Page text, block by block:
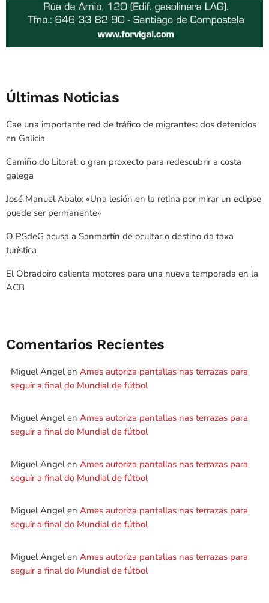
Últimas Noticias
Cae una importante red de tráfico de migrantes: dos detenidos
en Galicia
Camiño do Litoral: o gran proxecto para redescubrir a costa
galega
José Manuel Abalo: «Una lesión en la retina por mirar un eclipse
puede ser permanente»
O PSdeG acusa a Sanmartín de ocultar o destino da taxa
turística
El Obradoiro calienta motores para una nueva temporada en la
ACB
Comentarios Recientes
Miguel Angelen Ames autoriza pantallas nas terrazas para
seguir a final do Mundial de fútbol
Miguel Angelen Ames autoriza pantallas nas terrazas para
seguir a final do Mundial de fútbol
Miguel Angelen Ames autoriza pantallas nas terrazas para
seguir a final do Mundial de fútbol
Miguel Angelen Ames autoriza pantallas nas terrazas para
seguir a final do Mundial de fútbol
Miguel Angelen Ames autoriza pantallas nas terrazas para
seguir a final do Mundial de fútbol